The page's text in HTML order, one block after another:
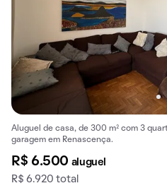
Aluguel de casa, de 300 m² com 3
garagem em Renascença.
R$ 6.500 aluguel
R$ 6.920 total